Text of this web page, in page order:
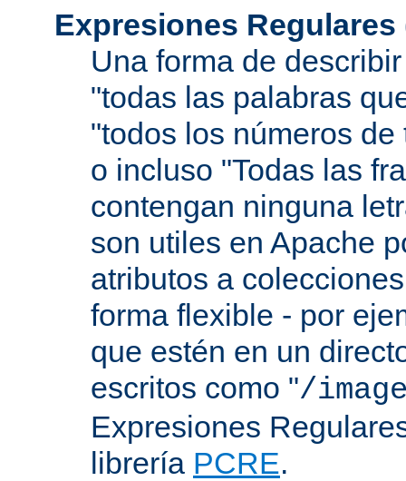
Expresiones Regulares
Una forma de
"todas las palabras
"todos los números
o incluso "Todas las
contengan ninguna
son utiles en Apache
atributos a
forma flexible - por
que estén en un
escritos como "/
Expresiones
librería PCRE.